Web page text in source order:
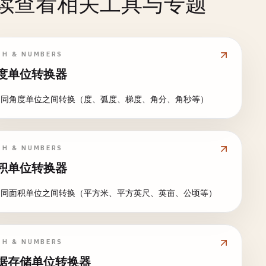
& NUMBERS
单位转换器
角度单位之间转换（度、弧度、梯度、角分、角秒等）
& NUMBERS
单位转换器
面积单位之间转换（平方米、平方英尺、英亩、公顷等）
& NUMBERS
存储单位转换器